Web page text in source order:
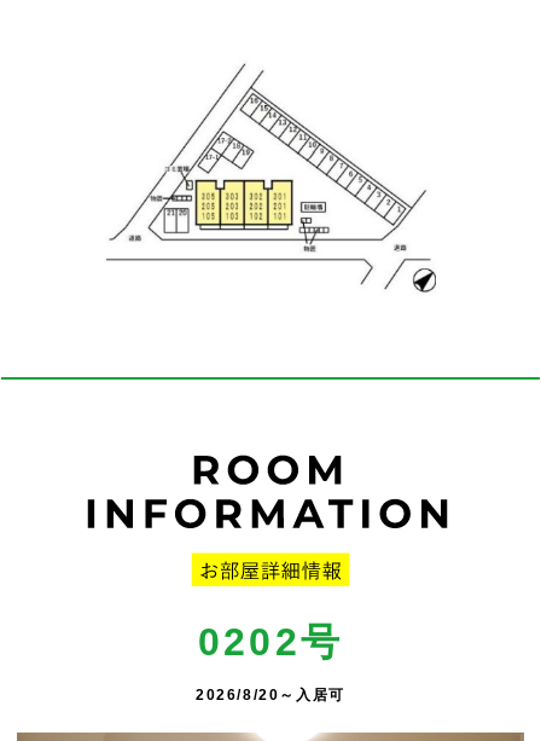
0202号
2026/8/20～入居可